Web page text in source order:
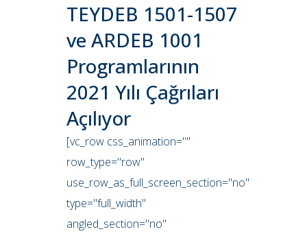
TEYDEB 1501-1507
ve ARDEB 1001
Programlarının
2021 Yılı Çağrıları
Açılıyor
[vc_row css_animation=""
row_type="row"
use_row_as_full_screen_section="no"
type="full_width"
angled_section="no"